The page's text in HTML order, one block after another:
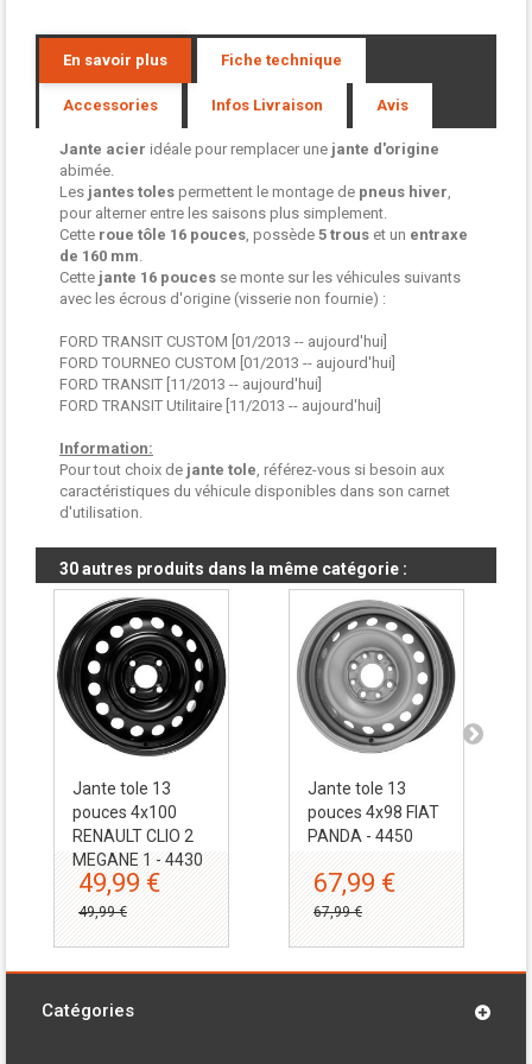
En savoir plus Fiche technique
Accessories Infos Livraison Avis
Jante acier idéale pour remplacer une jante d'origine
abimée.
Les jantes toles permettent le montage de pneus hiver,
pour alterner entre les saisons plus simplement.
Cette roue tôle 16 pouces, possède 5 trous et un entraxe
de 160 mm.
Cette jante 16 pouces se monte sur les véhicules suivants
avec les écrous d'origine (visserie non fournie) :
FORD TRANSIT CUSTOM [01/2013 -- aujourd'hui]
FORD TOURNEO CUSTOM [01/2013 -- aujourd'hui]
FORD TRANSIT [11/2013 -- aujourd'hui]
FORD TRANSIT Utilitaire [11/2013 -- aujourd'hui]
Information:
Pour tout choix de jante tole, référez-vous si besoin aux
caractéristiques du véhicule disponibles dans son carnet
d'utilisation.
30 autres produits dans la même catégorie :
Jante tole 13
pouces 4x100
RENAULT CLIO 2
MEGANE 1 - 4430
49,99 €
49,99 €
Jante tole 13
pouces 4x98 FIAT
PANDA - 4450
67,99 €
67,99 €
Catégories